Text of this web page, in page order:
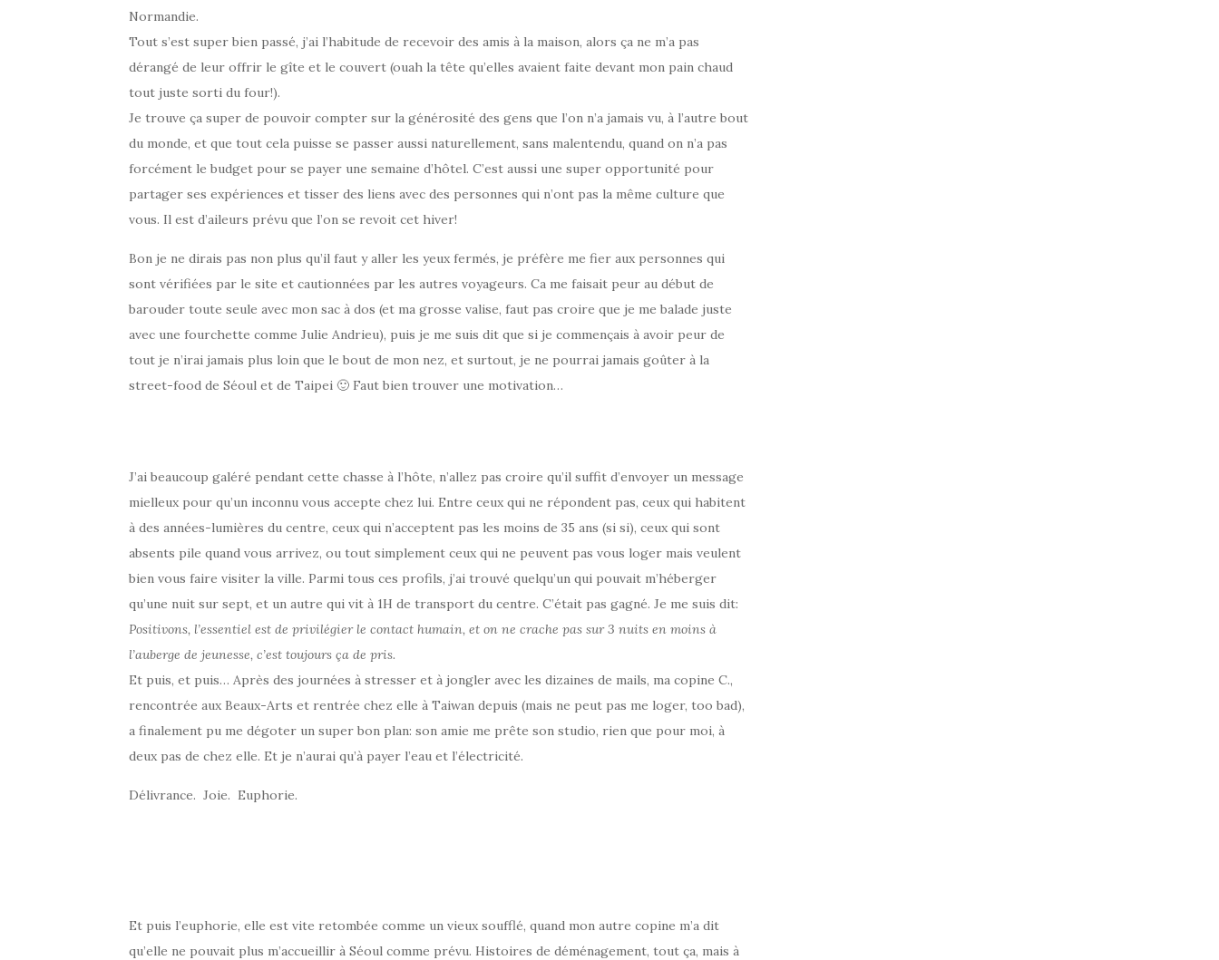
Normandie.
Tout s’est super bien passé, j’ai l’habitude de recevoir des amis à la maison, alors ça ne m’a pas
dérangé de leur offrir le gîte et le couvert (ouah la tête qu’elles avaient faite devant mon pain chaud
tout juste sorti du four!).
Je trouve ça super de pouvoir compter sur la générosité des gens que l’on n’a jamais vu, à l’autre bout
du monde, et que tout cela puisse se passer aussi naturellement, sans malentendu, quand on n’a pas
forcément le budget pour se payer une semaine d’hôtel. C’est aussi une super opportunité pour
partager ses expériences et tisser des liens avec des personnes qui n’ont pas la même culture que
vous. Il est d’aileurs prévu que l’on se revoit cet hiver!
Bon je ne dirais pas non plus qu’il faut y aller les yeux fermés, je préfère me fier aux personnes qui
sont vérifiées par le site et cautionnées par les autres voyageurs. Ca me faisait peur au début de
barouder toute seule avec mon sac à dos (et ma grosse valise, faut pas croire que je me balade juste
avec une fourchette comme Julie Andrieu), puis je me suis dit que si je commençais à avoir peur de
tout je n’irai jamais plus loin que le bout de mon nez, et surtout, je ne pourrai jamais goûter à la
street-food de Séoul et de Taipei 🙂 Faut bien trouver une motivation…
J’ai beaucoup galéré pendant cette chasse à l’hôte, n’allez pas croire qu’il suffit d’envoyer un message
mielleux pour qu’un inconnu vous accepte chez lui. Entre ceux qui ne répondent pas, ceux qui habitent
à des années-lumières du centre, ceux qui n’acceptent pas les moins de 35 ans (si si), ceux qui sont
absents pile quand vous arrivez, ou tout simplement ceux qui ne peuvent pas vous loger mais veulent
bien vous faire visiter la ville. Parmi tous ces profils, j’ai trouvé quelqu’un qui pouvait m’héberger
qu’une nuit sur sept, et un autre qui vit à 1H de transport du centre. C’était pas gagné. Je me suis dit:
Positivons, l’essentiel est de privilégier le contact humain, et on ne crache pas sur 3 nuits en moins à
l’auberge de jeunesse, c’est toujours ça de pris.
Et puis, et puis… Après des journées à stresser et à jongler avec les dizaines de mails, ma copine C.,
rencontrée aux Beaux-Arts et rentrée chez elle à Taiwan depuis (mais ne peut pas me loger, too bad),
a finalement pu me dégoter un super bon plan: son amie me prête son studio, rien que pour moi, à
deux pas de chez elle. Et je n’aurai qu’à payer l’eau et l’électricité.
Délivrance. Joie. Euphorie.
Et puis l’euphorie, elle est vite retombée comme un vieux soufflé, quand mon autre copine m’a dit
qu’elle ne pouvait plus m’accueillir à Séoul comme prévu. Histoires de déménagement, tout ça, mais à